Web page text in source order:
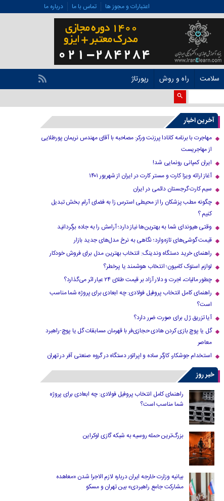
اعتبارات و مجوز ها تماس با ما درباره ما
سلامت راه و روش رپورتاژ
آخرین اخبار
مهاجرت با برنامه کانادا پرزنت ورکر: مصاحبه با آقای مهندس نریمان پورطلایی
از مهاجریست
ایران کمپانی رونمایی شد!
آغاز ارائه ویزا کارت و مستر کارت در ایران از شهریور ۱۴۰۱
سیم کارت گرجستان دائمی در ایران
چگونه مطب پزشکان را از محیطی استرس زا به فضای آرام بخش تبدیل
کنیم ؟
وقتی هیوندای شما به بهترین‌ها نیاز دارد؛ آرامش را به جاده برگردانید
قیمت گوشی‌های تازه‌وارد؛ نگاهی به نرخ مدل‌های جدید بازار
راهنمای خرید دستگاه وندینگ: انتخاب بهترین مدل برای فروش خودکار
لوازم استوک کامیون؛ انتخاب هوشمند یا پرخطر؟
چطور مالیات، اجرت و دلار آزاد بر قیمت طلای ۲۴ عیار اثر می‌گذارد؟
راهنمای کامل انتخاب پروفیل فولادی: چه ابعادی برای پروژه شما مناسب
است؟
آیا تزریق ژل برای صورت ضرر دارد​؟
گل یا پوچ بازی کردن هادی حجازی‌فر با قهرمان مسابقات گل یا پوچ-راهبرد
معاصر
استخدام جوشکار، کارگر ساده و اپراتور دستگاه در گروه صنعتی آفر در تهران
خبر روز
راهنمای کامل انتخاب پروفیل فولادی: چه ابعادی برای پروژه
شما مناسب است؟
بزرگ‌ترین حمله روسیه به شبکه گازی اوکراین
بیانیه وزارت خارجه ایران درباره لازم‌ الاجرا شدن «معاهده
مشارکت جامع راهبردی» بین تهران و مسکو